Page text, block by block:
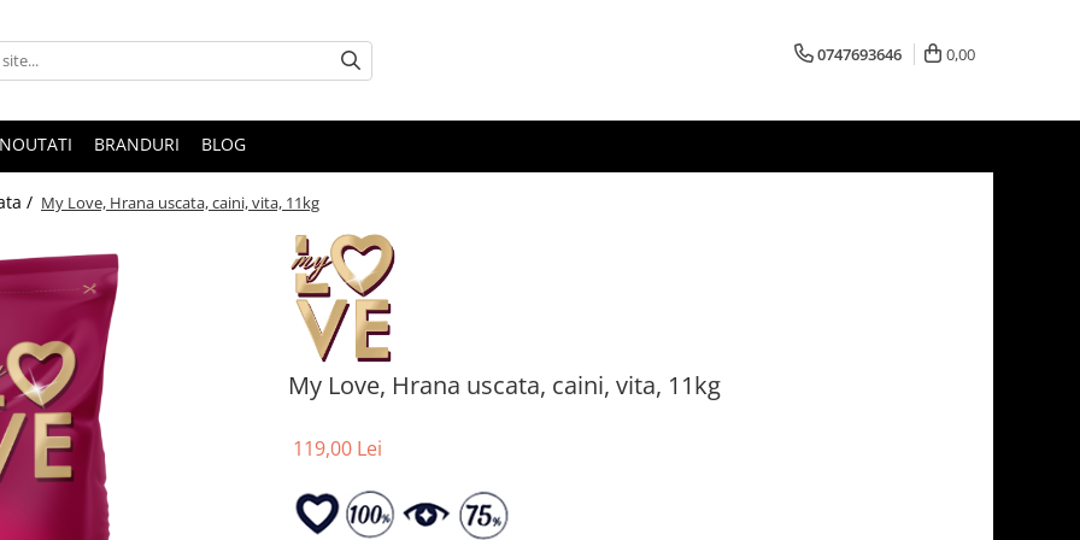
0747693646 0,00
NOUTATI BRANDURI BLOG
/ My Love, Hrana uscata, caini, vita, 11kg
My Love, Hrana uscata, caini, vita, 11kg
119,00 Lei